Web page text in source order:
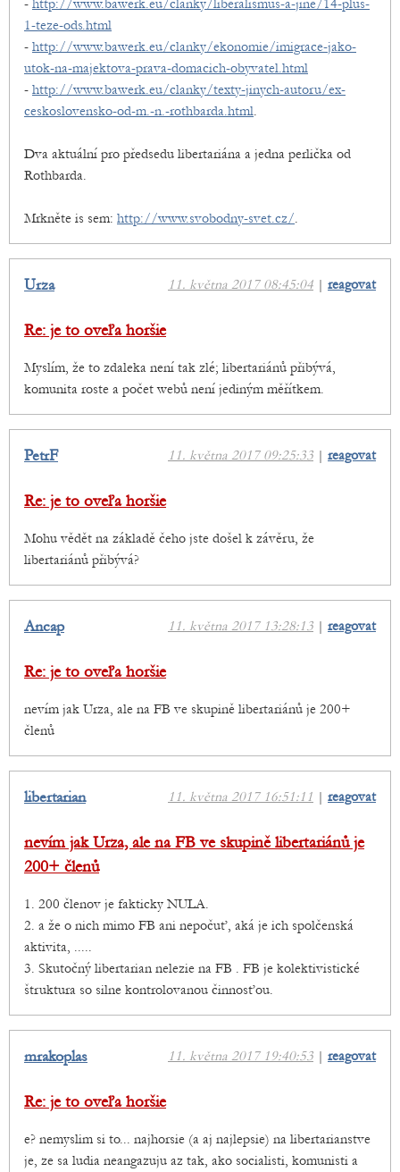
- http://www.bawerk.eu/clanky/liberalismus-a-jine/14-plus-
1-teze-ods.html
- http://www.bawerk.eu/clanky/ekonomie/imigrace-jako-
utok-na-majektova-prava-domacich-obyvatel.html
- http://www.bawerk.eu/clanky/texty-jinych-autoru/ex-
ceskoslovensko-od-m.-n.-rothbarda.html.
Dva aktuální pro předsedu libertariána a jedna perlička od
Rothbarda.
Mrkněte is sem: http://www.svobodny-svet.cz/.
11. května 2017 08:45:04 | reagovat
Urza
Re: je to oveľa horšie
Myslím, že to zdaleka není tak zlé; libertariánů přibývá,
komunita roste a počet webů není jediným měřítkem.
11. května 2017 09:25:33 | reagovat
PetrF
Re: je to oveľa horšie
Mohu vědět na základě čeho jste došel k závěru, že
libertariánů přibývá?
11. května 2017 13:28:13 | reagovat
Ancap
Re: je to oveľa horšie
nevím jak Urza, ale na FB ve skupině libertariánů je 200+
členů
11. května 2017 16:51:11 | reagovat
libertarian
nevím jak Urza, ale na FB ve skupině libertariánů je
200+ členů
1. 200 členov je fakticky NULA.
2. a že o nich mimo FB ani nepočuť, aká je ich spolčenská
aktivita, .....
3. Skutočný libertarian nelezie na FB . FB je kolektivistické
štruktura so silne kontrolovanou činnosťou.
11. května 2017 19:40:53 | reagovat
mrakoplas
Re: je to oveľa horšie
e? nemyslim si to... najhorsie (a aj najlepsie) na libertarianstve
je, ze sa ludia neangazuju az tak, ako socialisti, komunisti a